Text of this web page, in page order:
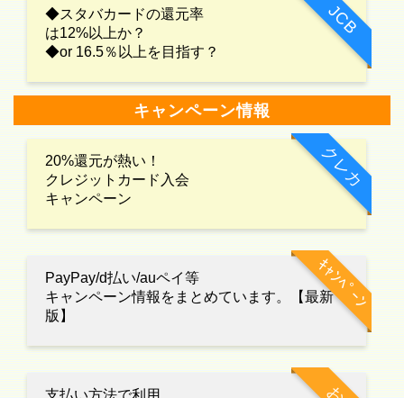
JCB
◆スタバカードの還元率
は12%以上か？
◆or 16.5％以上を目指す？
キャンペーン情報
クレカ
20%還元が熱い！
クレジットカード入会
キャンペーン
ｷｬﾝﾍﾟｰﾝ
PayPay/d払い/auペイ等
キャンペーン情報をまとめています。【最新
版】
支払い方法で利用